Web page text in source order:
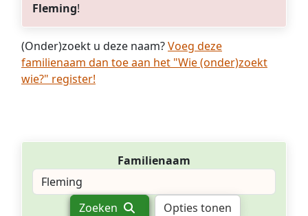
Fleming!
(Onder)zoekt u deze naam?Voeg deze
familienaam dan toe aan het "Wie (onder)zoekt
wie?" register!
Familienaam
Zoeken Opties tonen